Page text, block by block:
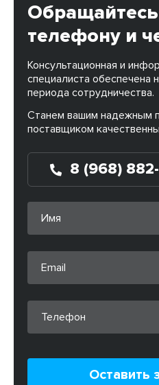
телефону и
Консультационная и
специалиста обеспечена
периода сотрудничества.
Станем вашим надежным
поставщиком
8 (968)
Оставить